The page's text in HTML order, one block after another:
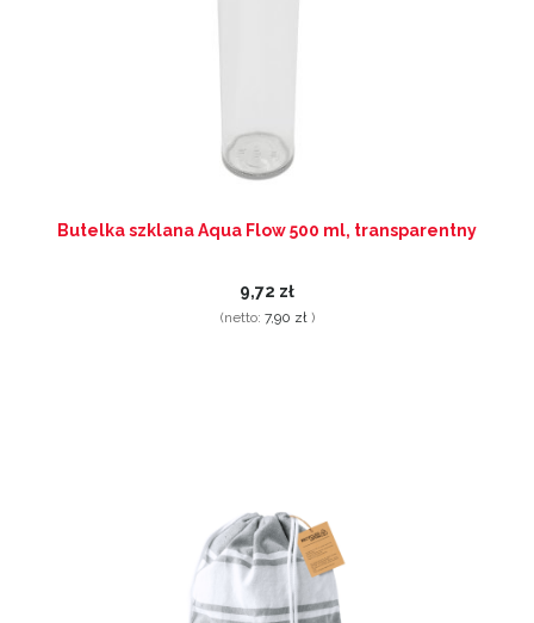
Butelka szklana Aqua Flow 500 ml, transparentny
9,72 zł
(netto: 7,90 zł)